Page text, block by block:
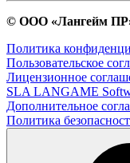
© ООО «Лангейм
Политика
Пользовательское
Лицензионное
SLA LANGAME
Дополнительное
Политика